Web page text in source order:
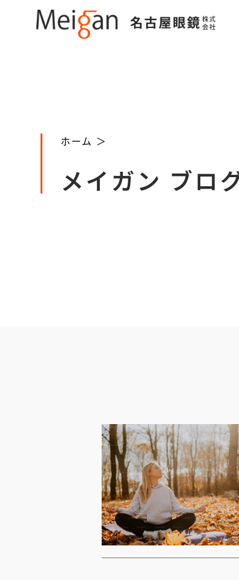
ホーム ＞
メイガン ブロ